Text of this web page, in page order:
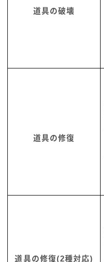
道具の破壊
道具の修復
道具の修復(2種対応)